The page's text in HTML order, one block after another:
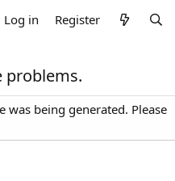
Log in Register
problems.
being generated. Please